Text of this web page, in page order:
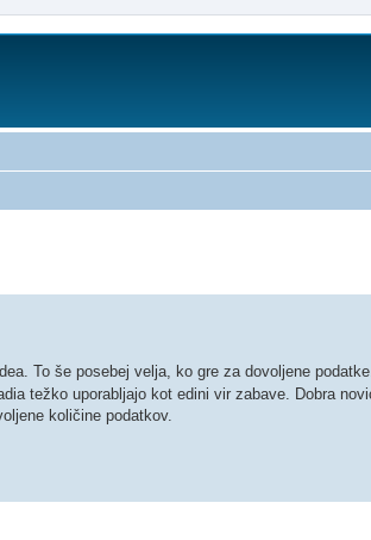
To še posebej velja, ko gre za dovoljene
težko uporabljajo kot edini vir zabave. Dobra
količine podatkov.